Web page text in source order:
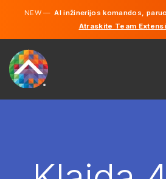
NEW —AI inžinerijos komandos,
Atraskite Team
SAMDYTI